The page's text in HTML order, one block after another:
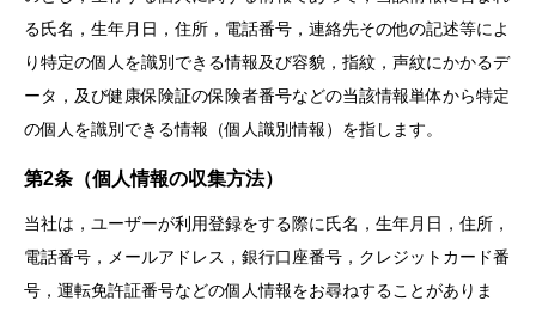
る氏名，生年月日，住所，電話番号，連絡先その他の記述等によ
り特定の個人を識別できる情報及び容貌，指紋，声紋にかかるデ
ータ，及び健康保険証の保険者番号などの当該情報単体から特定
の個人を識別できる情報（個人識別情報）を指します。
第2条（個人情報の収集方法）
当社は，ユーザーが利用登録をする際に氏名，生年月日，住所，
電話番号，メールアドレス，銀行口座番号，クレジットカード番
号，運転免許証番号などの個人情報をお尋ねすることがありま